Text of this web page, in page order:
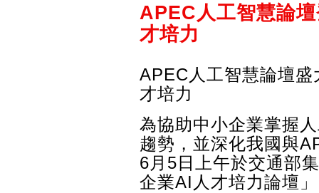
APEC人工智慧論
才培力
APEC人工智慧論壇
才培力
為協助中小企業掌握
趨勢，並深化我國與
6月5日上午於交通部
企業AI人才培力論壇